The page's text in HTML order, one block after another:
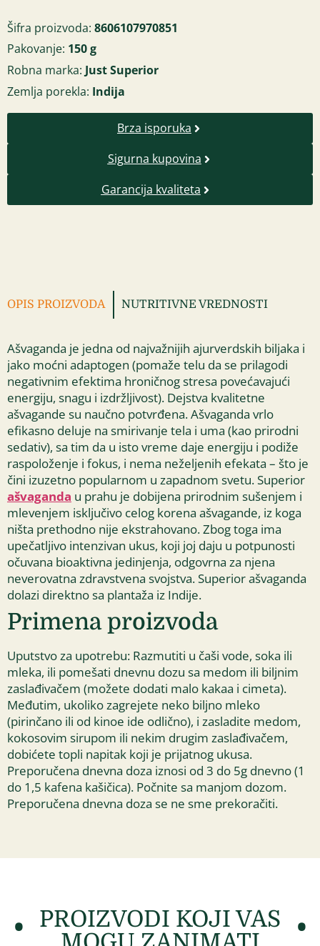
Šifra proizvoda: 8606107970851
Pakovanje: 150 g
Robna marka: Just Superior
Zemlja porekla: Indija
Brza isporuka
Sigurna kupovina
Garancija kvaliteta
OPIS PROIZVODA NUTRITIVNE VREDNOSTI
Ašvaganda je jedna od najvažnijih ajurverdskih biljaka i
jako moćni adaptogen (pomaže telu da se prilagodi
negativnim efektima hroničnog stresa povećavajući
energiju, snagu i izdržljivost). Dejstva kvalitetne
ašvagande su naučno potvrđena. Ašvaganda vrlo
efikasno deluje na smirivanje tela i uma (kao prirodni
sedativ), sa tim da u isto vreme daje energiju i podiže
raspoloženje i fokus, i nema neželjenih efekata – što je
čini izuzetno popularnom u zapadnom svetu. Superior
ašvaganda u prahu je dobijena prirodnim sušenjem i
mlevenjem isključivo celog korena ašvagande, iz koga
ništa prethodno nije ekstrahovano. Zbog toga ima
upečatljivo intenzivan ukus, koji joj daju u potpunosti
očuvana bioaktivna jedinjenja, odgovrna za njena
neverovatna zdravstvena svojstva. Superior ašvaganda
dolazi direktno sa plantaža iz Indije.
Primena proizvoda
Uputstvo za upotrebu: Razmutiti u čaši vode, soka ili
mleka, ili pomešati dnevnu dozu sa medom ili biljnim
zaslađivačem (možete dodati malo kakaa i cimeta).
Međutim, ukoliko zagrejete neko biljno mleko
(pirinčano ili od kinoe ide odlično), i zasladite medom,
kokosovim sirupom ili nekim drugim zaslađivačem,
dobićete topli napitak koji je prijatnog ukusa.
Preporučena dnevna doza iznosi od 3 do 5g dnevno (1
do 1,5 kafena kašičica). Počnite sa manjom dozom.
Preporučena dnevna doza se ne sme prekoračiti.
PROIZVODI KOJI VAS